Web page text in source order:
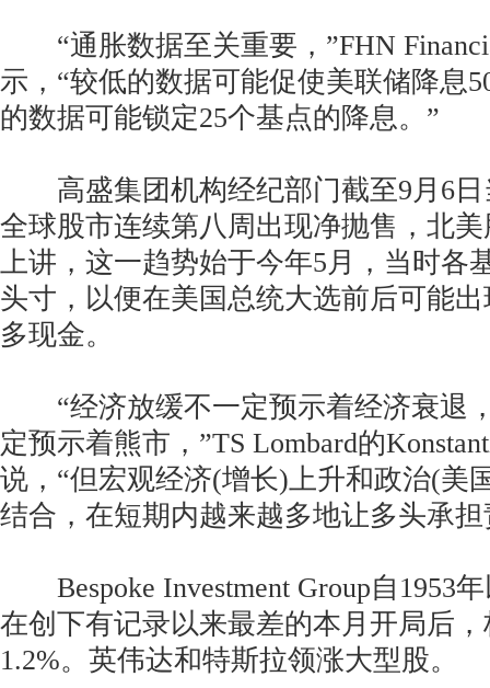
“通胀数据至关重要，”FHN
示，“较低的数据可能促使美联储降息
的数据可能锁定25个基点的降息。”
高盛集团机构经纪部门截至9月6日
全球股市连续第八周出现净抛售，北
上讲，这一趋势始于今年5月，当时各
头寸，以便在美国总统大选前后可能
多现金。
“经济放缓不一定预示着经济衰退
定预示着熊市，”TS Lombard的
说，“但宏观经济(增长)上升和政治(美
结合，在短期内越来越多地让多头承担
Bespoke Investment Group自1953
在创下有记录以来最差的本月开局后
1.2%。英伟达和特斯拉领涨大型股。